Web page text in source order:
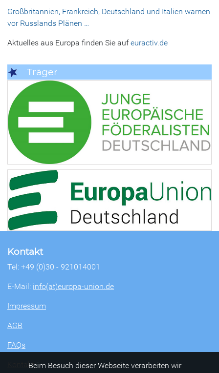
Großbritannien, Frankreich, Deutschland und Italien warnen
vor Russlands Plänen …
Aktuelles aus Europa finden Sie aufeuractiv.de
Träger
Kontakt
Tel: +49 (0)30 - 921014001
E-Mail: info(at)europa-union.de
Impressum
AGB
FAQs
KontaktBeim Besuch dieser Webseite verarbeiten wir